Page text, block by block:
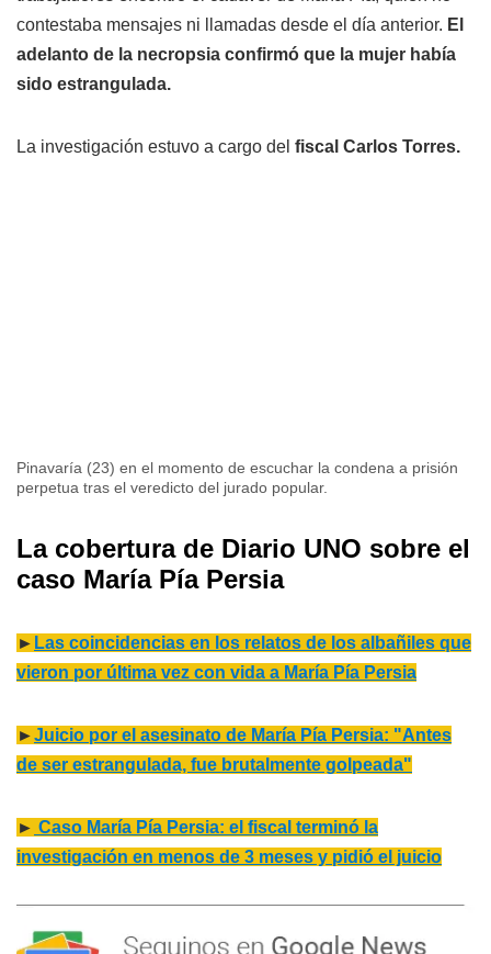
contestaba mensajes ni llamadas desde el día anterior. El
adelanto de la necropsia confirmó que la mujer había
sido estrangulada.
La investigación estuvo a cargo del fiscal Carlos Torres.
Pinavaría (23) en el momento de escuchar la condena a prisión
perpetua tras el veredicto del jurado popular.
La cobertura de Diario UNO sobre el
caso María Pía Persia
► Las coincidencias en los relatos de los albañiles que
vieron por última vez con vida a María Pía Persia
►Juicio por el asesinato de María Pía Persia: "Antes
de ser estrangulada, fue brutalmente golpeada"
► Caso María Pía Persia: el fiscal terminó la
investigación en menos de 3 meses y pidió el juicio